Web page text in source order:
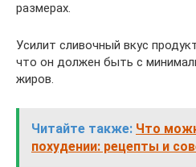
размерах.
Усилит сливочный вкус
что он должен быть с
жиров.
Читайте также: Что
похудении: рецепты и